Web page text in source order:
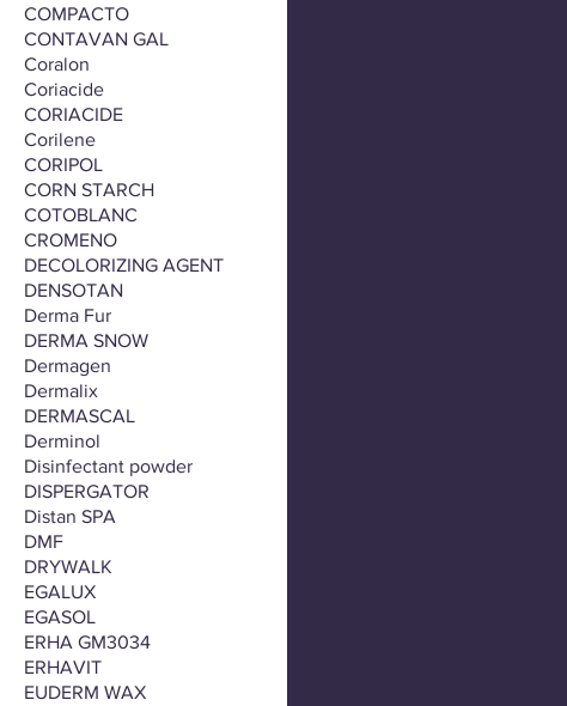
COMPACTO
CONTAVAN GAL
Coralon
Coriacide
CORIACIDE
Corilene
CORIPOL
CORN STARCH
COTOBLANC
CROMENO
DECOLORIZING AGENT
DENSOTAN
Derma Fur
DERMA SNOW
Dermagen
Dermalix
DERMASCAL
Derminol
Disinfectant powder
DISPERGATOR
Distan SPA
DMF
DRYWALK
EGALUX
EGASOL
ERHA GM3034
ERHAVIT
EUDERM WAX